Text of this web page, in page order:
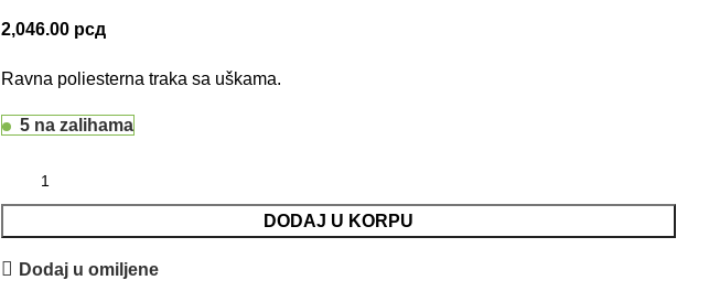
2,046.00 рсд
Ravna poliesterna traka sa uškama.
5 na zalihama
DODAJ U KORPU
Dodaj u omiljene